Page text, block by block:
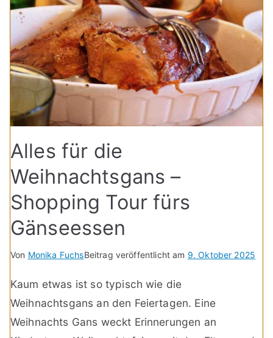
Alles für die
Weihnachtsgans –
Shopping Tour fürs
Gänseessen
Von Monika FuchsBeitrag veröffentlicht am 9. Oktober 2025
Kaum etwas ist so typisch wie die
Weihnachtsgans an den Feiertagen. Eine
Weihnachts Gans weckt Erinnerungen an